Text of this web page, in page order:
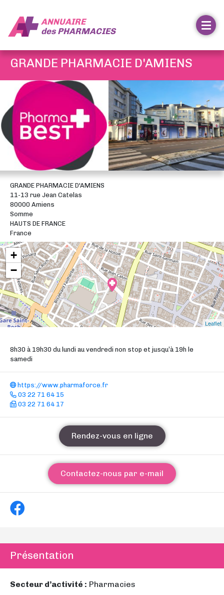
ANNUAIRE
desPHARMACIES
GRANDE PHARMACIE D'AMIENS
GRANDE PHARMACIE D'AMIENS
11-13 rue Jean Catelas
80000 Amiens
Somme
HAUTS DE FRANCE
France
+
−
Leaflet
8h30 à 19h30 du lundi au vendredi non stop et jusqu’à 19h le
samedi
https://www.pharmaforce.fr
03 22 71 64 15
03 22 71 64 17
Rendez-vous en ligne
Contactez-nous par e-mail
Présentation
Secteur d’activité : Pharmacies